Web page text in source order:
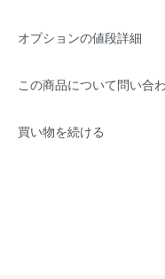
オプションの値段詳細
この商品について問い合
買い物を続ける